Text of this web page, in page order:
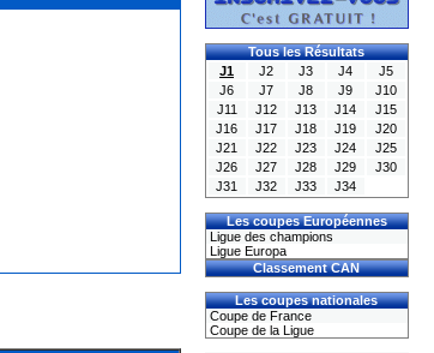
Tous les Résultats
J1
J2 J3 J4
J5
J6
J7 J8 J9
J10
J11
J12 J13 J14
J15
J16
J17 J18 J19
J20
J21
J22 J23 J24
J25
J26
J27 J28 J29
J30
J31
J32 J33 J34
Les coupes Européennes
Ligue des champions
Ligue Europa
Classement CAN
Les coupes nationales
Coupe de France
Coupe de la Ligue